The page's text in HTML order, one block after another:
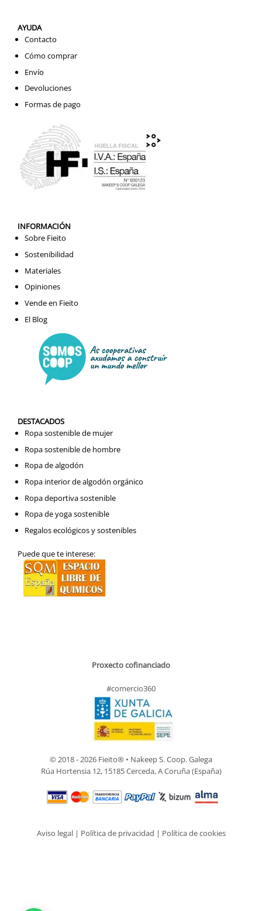
AYUDA
Contacto
Cómo comprar
Envío
Devoluciones
Formas de pago
INFORMACIÓN
Sobre Fieito
Sostenibilidad
Materiales
Opiniones
Vende en Fieito
El Blog
DESTACADOS
Ropa sostenible de mujer
Ropa sostenible de hombre
Ropa de algodón
Ropa interior de algodón orgánico
Ropa deportiva sostenible
Ropa de yoga sostenible
Regalos ecológicos y sostenibles
Puede que te interese:
Proxecto cofinanciado
#comercio360
© 2018 - 2026 Fieito® • Nakeep S. Coop. Galega
Rúa Hortensia 12, 15185 Cerceda, A Coruña (España)
Aviso legal| Política de privacidad | Política de cookies